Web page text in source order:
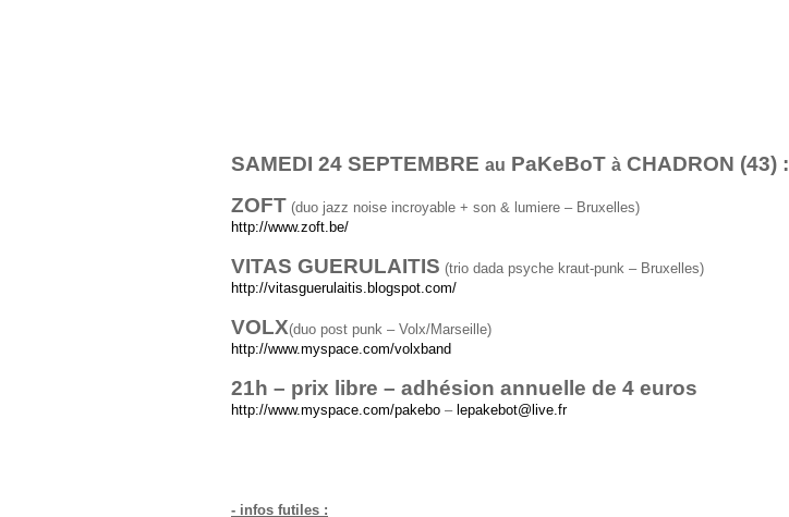
SAMEDI 24 SEPTEMBRE au PaKeBoT à CHADRON (43) :
ZOFT (duo jazz noise incroyable + son & lumiere – Bruxelles)
http://www.zoft.be/
VITAS GUERULAITIS (trio dada psyche kraut-punk – Bruxelles)
http://vitasguerulaitis.blogspot.com/
VOLX(duo post punk – Volx/Marseille)
http://www.myspace.com/volxband
21h – prix libre – adhésion annuelle de 4 euros
http://www.myspace.com/pakebo – lepakebot@live.fr
- infos futiles :